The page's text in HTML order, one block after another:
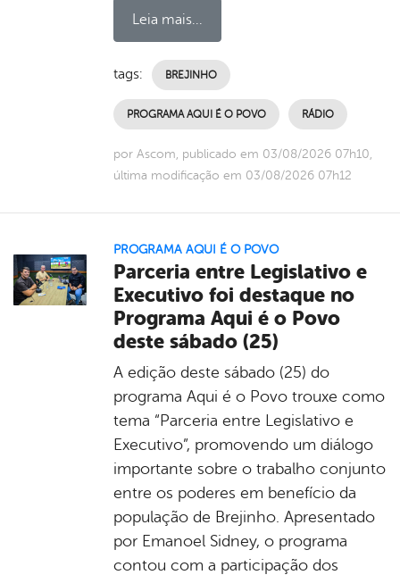
Leia mais...
tags: BREJINHO
PROGRAMA AQUI É O POVO RÁDIO
por Ascom, publicado em 03/08/2026 07h10,
última modificação em 03/08/2026 07h12
PROGRAMA AQUI É O POVO
Parceria entre Legislativo e
Executivo foi destaque no
Programa Aqui é o Povo
deste sábado (25)
A edição deste sábado (25) do
programa Aqui é o Povo trouxe como
tema “Parceria entre Legislativo e
Executivo”, promovendo um diálogo
importante sobre o trabalho conjunto
entre os poderes em benefício da
população de Brejinho. Apresentado
por Emanoel Sidney, o programa
contou com a participação dos